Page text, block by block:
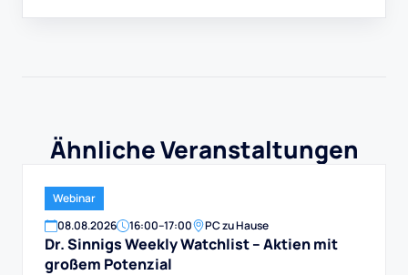
Ähnliche Veranstaltungen
Webinar
08.08.2026 16:00–17:00 PC zu Hause
Dr. Sinnigs Weekly Watchlist – Aktien mit
großem Potenzial